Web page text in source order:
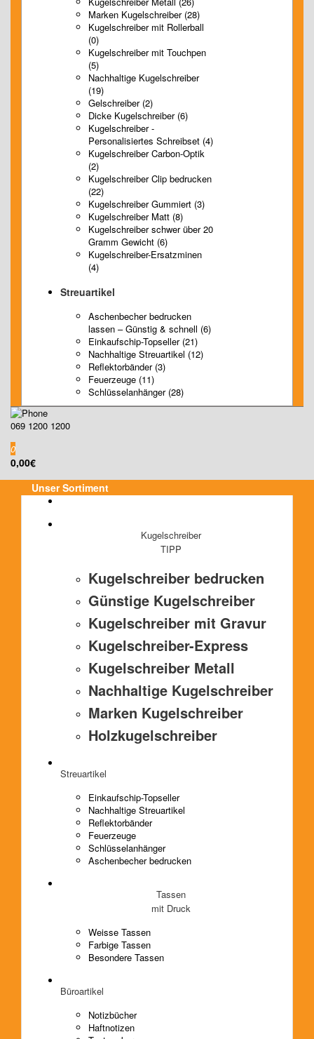
Marken Kugelschreiber (28)
Kugelschreiber mit Rollerball
(0)
Kugelschreiber mit Touchpen
(5)
Nachhaltige Kugelschreiber
(19)
Gelschreiber (2)
Dicke Kugelschreiber (6)
Kugelschreiber -
Personalisiertes Schreibset (4)
Kugelschreiber Carbon-Optik
(2)
Kugelschreiber Clip bedrucken
(22)
Kugelschreiber Gummiert (3)
Kugelschreiber Matt (8)
Kugelschreiber schwer über 20
Gramm Gewicht (6)
Kugelschreiber-Ersatzminen
(4)
Streuartikel
Aschenbecher bedrucken
lassen – Günstig & schnell (6)
Einkaufschip-Topseller (21)
Nachhaltige Streuartikel (12)
Reflektorbänder (3)
Feuerzeuge (11)
Schlüsselanhänger (28)
069 1200 1200
0
0,00€
Unser Sortiment
Kugelschreiber
TIPP
Kugelschreiber bedrucken
Günstige Kugelschreiber
Kugelschreiber mit Gravur
Kugelschreiber-Express
Kugelschreiber Metall
Nachhaltige Kugelschreiber
Marken Kugelschreiber
Holzkugelschreiber
Streuartikel
Einkaufschip-Topseller
Nachhaltige Streuartikel
Reflektorbänder
Feuerzeuge
Schlüsselanhänger
Aschenbecher bedrucken
Tassen
mit Druck
Weisse Tassen
Farbige Tassen
Besondere Tassen
Büroartikel
Notizbücher
Haftnotizen